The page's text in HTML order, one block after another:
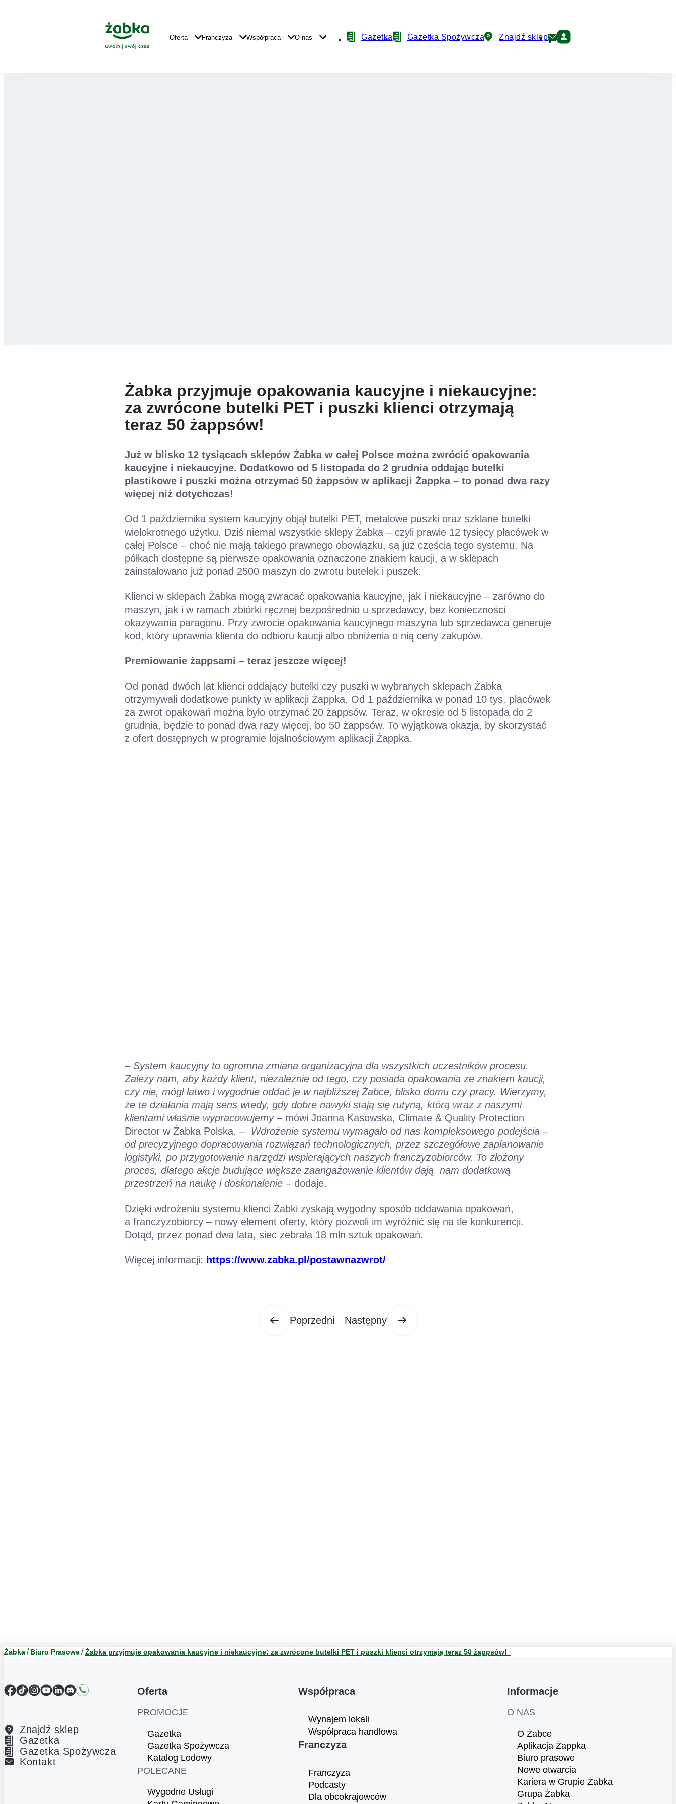
Główne
Logo
Główna
Nawigacja
Oferta Franczyza Współpraca O nas
NawigacjaGazetka Gazetka Spożywcza Znajdź sklep
Żabka przyjmuje opakowania kaucyjne i niekaucyjne:
za zwrócone butelki PET i puszki klienci otrzymają
teraz 50 żappsów!
Już w blisko 12 tysiącach sklepów Żabka w całej Polsce można zwrócić opakowania
kaucyjne i niekaucyjne. Dodatkowo od 5 listopada do 2 grudnia oddając butelki
plastikowe i puszki można otrzymać 50 żappsów w aplikacji Żappka – to ponad dwa razy
więcej niż dotychczas!
Od 1 października system kaucyjny objął butelki PET, metalowe puszki oraz szklane butelki
wielokrotnego użytku. Dziś niemal wszystkie sklepy Żabka – czyli prawie 12 tysięcy placówek w
całej Polsce – choć nie mają takiego prawnego obowiązku, są już częścią tego systemu. Na
półkach dostępne są pierwsze opakowania oznaczone znakiem kaucji, a w sklepach
zainstalowano już ponad 2500 maszyn do zwrotu butelek i puszek.
Klienci w sklepach Żabka mogą zwracać opakowania kaucyjne, jak i niekaucyjne – zarówno do
maszyn, jak i w ramach zbiórki ręcznej bezpośrednio u sprzedawcy, bez konieczności
okazywania paragonu. Przy zwrocie opakowania kaucyjnego maszyna lub sprzedawca generuje
kod, który uprawnia klienta do odbioru kaucji albo obniżenia o nią ceny zakupów.
Premiowanie żappsami – teraz jeszcze więcej!
Od ponad dwóch lat klienci oddający butelki czy puszki w wybranych sklepach Żabka
otrzymywali dodatkowe punkty w aplikacji Żappka. Od 1 października w ponad 10 tys. placówek
za zwrot opakowań można było otrzymać 20 żappsów. Teraz, w okresie od 5 listopada do 2
grudnia, będzie to ponad dwa razy więcej, bo 50 żappsów. To wyjątkowa okazja, by skorzystać
z ofert dostępnych w programie lojalnościowym aplikacji Żappka.
– System kaucyjny to ogromna zmiana organizacyjna dla wszystkich uczestników procesu.
Zależy nam, aby każdy klient, niezależnie od tego, czy posiada opakowania ze znakiem kaucji,
czy nie, mógł łatwo i wygodnie oddać je w najbliższej Żabce, blisko domu czy pracy. Wierzymy,
że te działania mają sens wtedy, gdy dobre nawyki stają się rutyną, którą wraz z naszymi
klientami właśnie wypracowujemy– mówi Joanna Kasowska, Climate & Quality Protection
Director w Żabka Polska. – Wdrożenie systemu wymagało od nas kompleksowego podejścia –
od precyzyjnego dopracowania rozwiązań technologicznych, przez szczegółowe zaplanowanie
logistyki, po przygotowanie narzędzi wspierających naszych franczyzobiorców. To złożony
proces, dlatego akcje budujące większe zaangażowanie klientów dają nam dodatkową
przestrzeń na naukę i doskonalenie – dodaje.
Dzięki wdrożeniu systemu klienci Żabki zyskają wygodny sposób oddawania opakowań,
a franczyzobiorcy – nowy element oferty, który pozwoli im wyróżnić się na tle konkurencji.
Dotąd, przez ponad dwa lata, siec zebrała 18 mln sztuk opakowań.
Więcej informacji: https://www.zabka.pl/postawnazwrot/
Poprzedni Następny
Żabka Biuro Prasowe Żabka przyjmuje opakowania kaucyjne i niekaucyjne: za zwrócone butelki PET i puszki klienci otrzymają teraz 50 żappsów!
Facebook
TikTokInstagram
YouTube
LinkedIn
DiscordKontakt
Znajdź sklep
Gazetka
Gazetka Spożywcza
Kontakt
Oferta
PROMOCJE
Gazetka
Gazetka Spożywcza
Katalog Lodowy
POLECANE
Wygodne Usługi
Współpraca
Wynajem lokali
Współpraca handlowa
Franczyza
Franczyza
Podcasty
Dla obcokrajowców
Informacje
O NAS
O Żabce
Aplikacja Żappka
Biuro prasowe
Nowe otwarcia
Kariera w Grupie Żabka
Grupa Żabka